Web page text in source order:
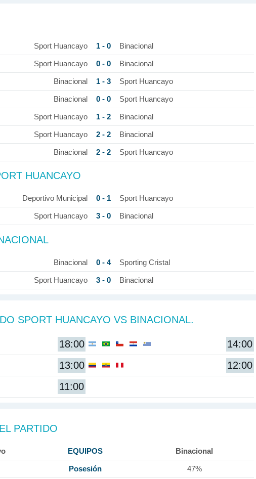
Sport Huancayo 1 - 0 Binacional
Sport Huancayo 0 - 0 Binacional
Binacional 1 - 3 Sport Huancayo
Binacional 0 - 0 Sport Huancayo
Sport Huancayo 1 - 2 Binacional
Sport Huancayo 2 - 2 Binacional
Binacional 2 - 2 Sport Huancayo
HUANCAYO
Deportivo Municipal 0 - 1 Sport Huancayo
Sport Huancayo 3 - 0 Binacional
Binacional 0 - 4 Sporting Cristal
Sport Huancayo 3 - 0 Binacional
SPORT HUANCAYO VS BINACIONAL.
18:00
14:00
13:00
12:00
11:00
PARTIDO
EQUIPOS Binacional
Posesión 47%